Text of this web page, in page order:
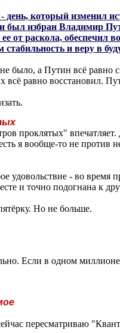
- день, который изменил
был избран Владимир
от раскола, обеспечил
и веру в
было, а Путин всё равно
всё равно восстановил.
проклятых"
я вообще-то не против
удовольствие - во время
и точно подогнана к
Но не больше.
Если в одном
пересматриваю